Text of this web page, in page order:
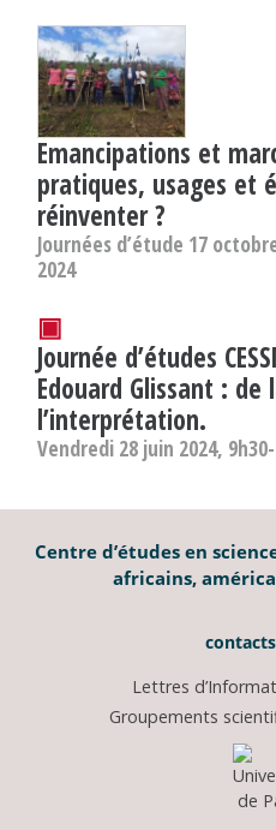
Emancipations et
pratiques, usages et
réinventer ?
Journées d’étude 17
2024
▣
Journée d’études
Edouard Glissant :
l’interprétation.
Vendredi 28 juin 2024,
Centre d’études en
africains,
Lettres
Groupements